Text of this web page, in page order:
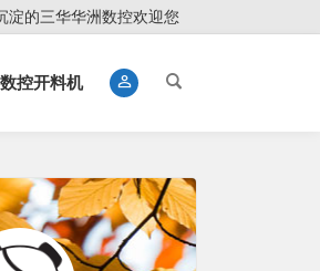
淀的三华华洲数控欢迎您
数控开料机